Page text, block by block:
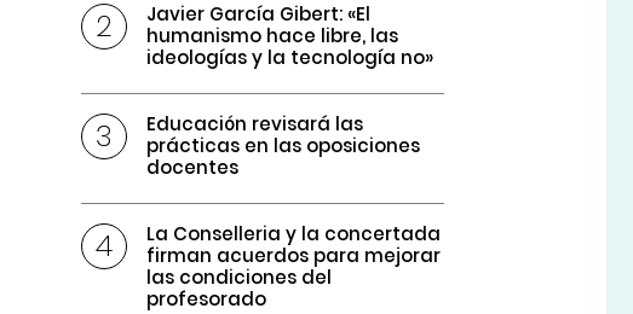
Javier García Gibert: «El
humanismo hace libre, las
ideologías y la tecnología no»
Educación revisará las
prácticas en las oposiciones
docentes
La Conselleria y la concertada
firman acuerdos para mejorar
las condiciones del
profesorado